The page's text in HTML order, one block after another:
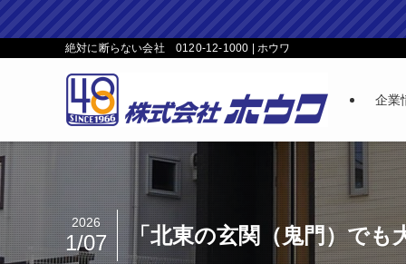
絶対に断らない会社 0120-12-1000 | ホウワ
企業
「北東の玄関（鬼門）でも
2026
1/07